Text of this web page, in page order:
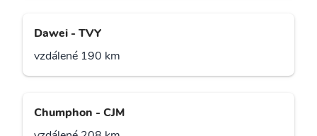
Dawei - TVY
vzdálené 190 km
Chumphon - CJM